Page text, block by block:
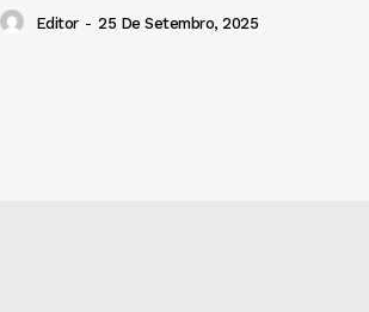
Editor - 25 De Setembro, 2025